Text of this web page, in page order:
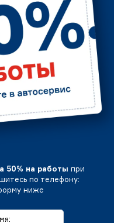
50% на работы при
по телефону:
ниже